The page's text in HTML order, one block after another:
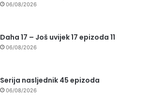
06/08/2026
Daha 17 – Još uvijek 17 epizoda 11
06/08/2026
Serija nasljednik 45 epizoda
06/08/2026